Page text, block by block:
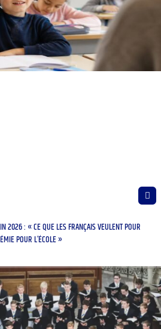
2026 : « CE QUE LES FRANÇAIS VEULENT POUR
POUR L’ÉCOLE »